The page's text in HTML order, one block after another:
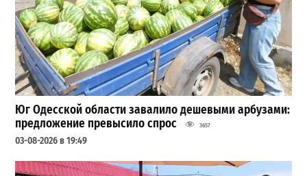
Юг Одесской области завалило дешевыми арбузами:
предложение превысило спрос
3657
03-08-2026 в 19:49